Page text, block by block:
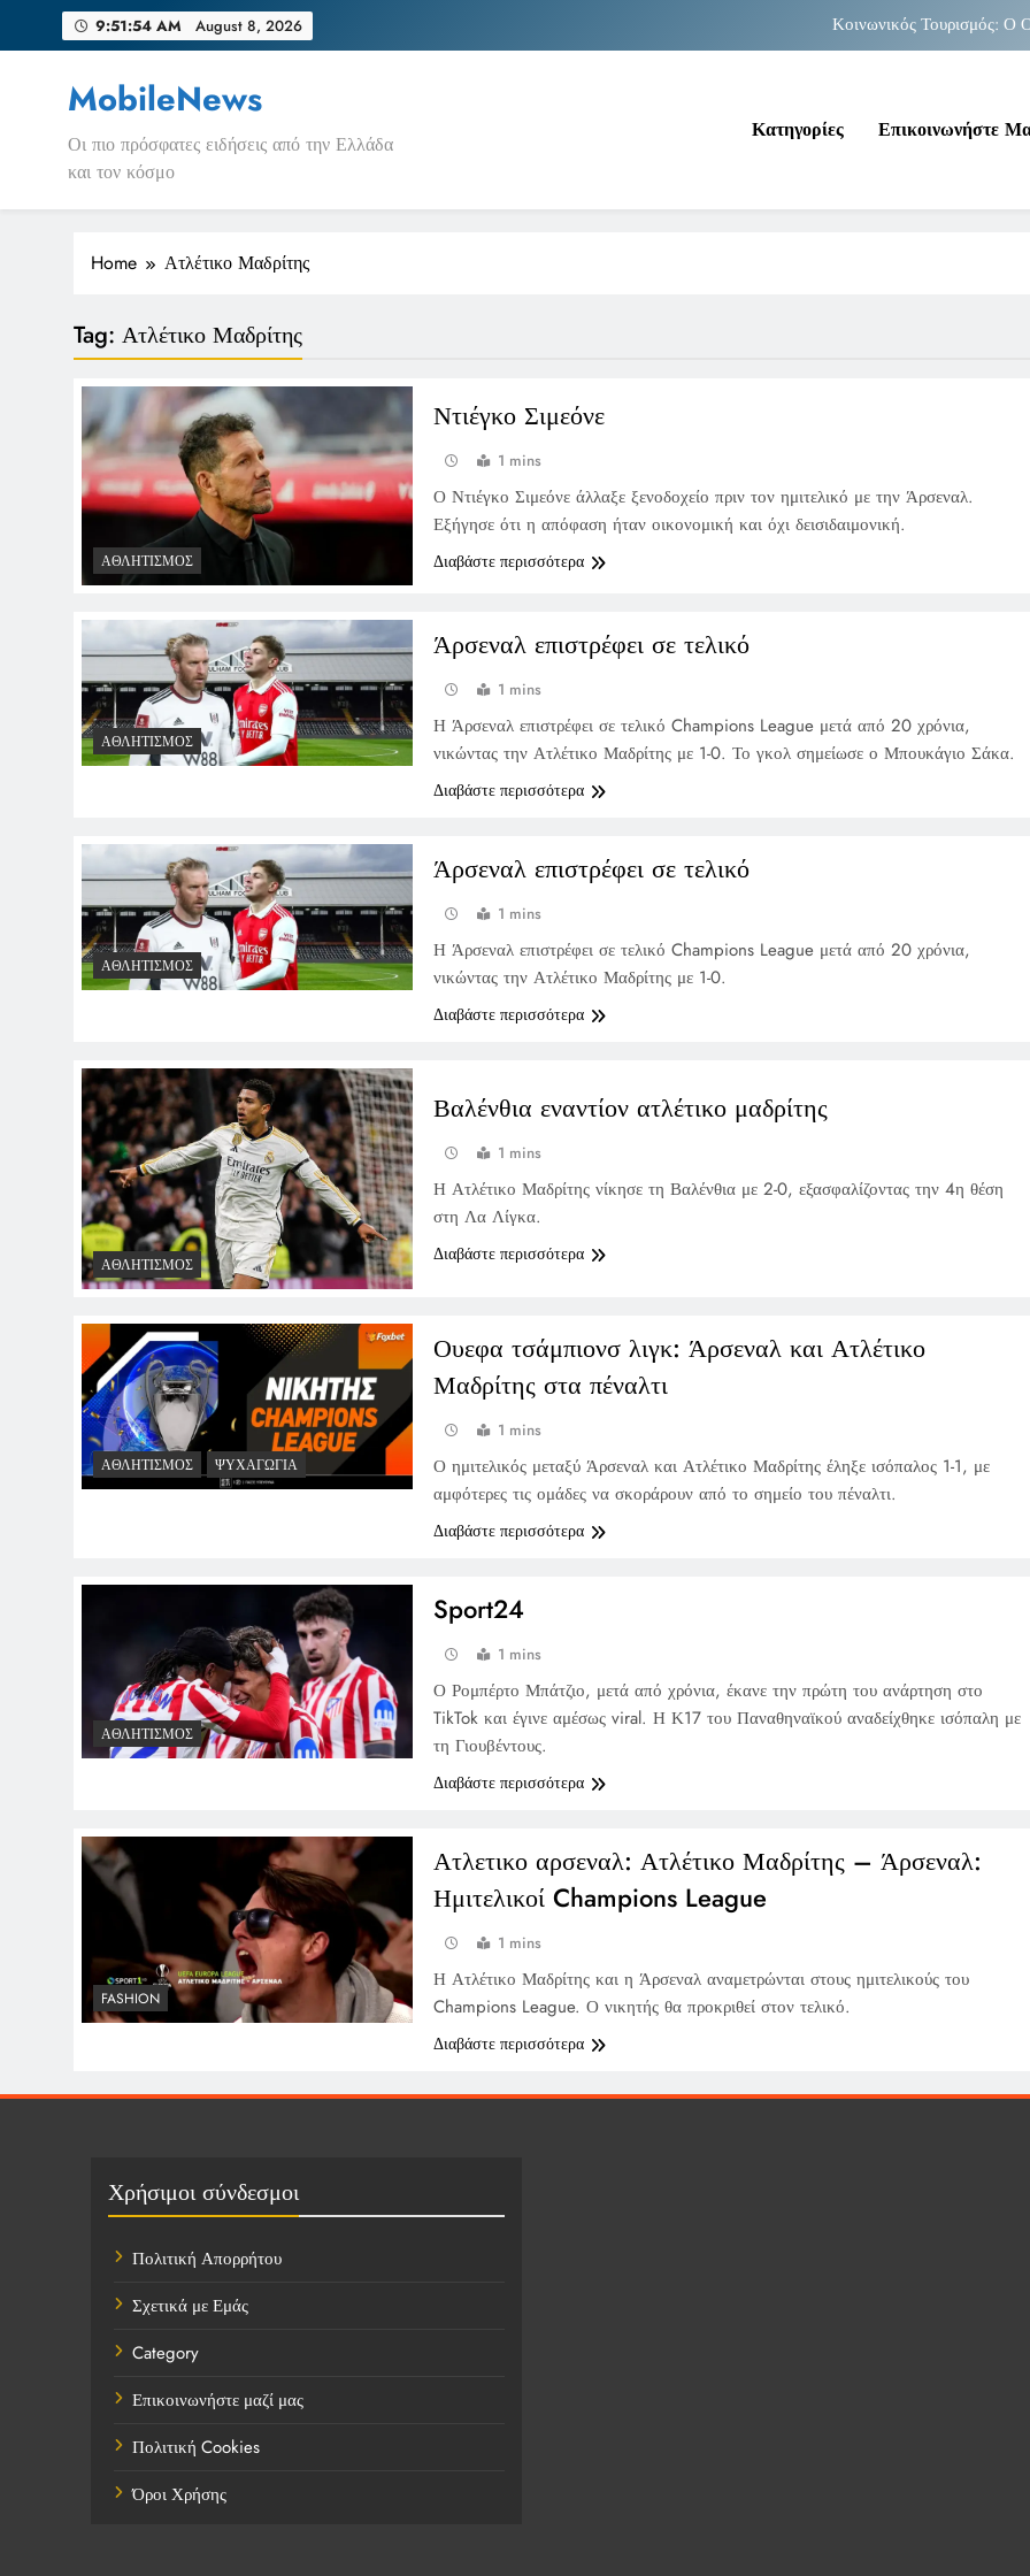
9:51:54 AM August 8, 2026
Κοινωνικός Τουρισμός: Ο
Νέα Κρήτη:
Κοινωνικός Τουρισμός: Ο
Νέα Κρήτη:
MobileNews
Οι πιο πρόσφατες ειδήσεις από την Ελλάδα
και τον κόσμο
Κατηγορίες Επικοινωνήστε
Home Ατλέτικο Μαδρίτης
Tag: Ατλέτικο Μαδρίτης
ΑΘΛΗΤΙΣΜΌΣ
Ντιέγκο Σιμεόνε
1 mins
Ο Ντιέγκο Σιμεόνε άλλαξε ξενοδοχείο πριν τον ημιτελικό με την Άρσεναλ.
Εξήγησε ότι η απόφαση ήταν οικονομική και όχι δεισιδαιμονική.
Διαβάστε περισσότερα
ΑΘΛΗΤΙΣΜΌΣ
Άρσεναλ επιστρέφει σε τελικό
1 mins
Η Άρσεναλ επιστρέφει σε τελικό Champions League μετά από 20 χρόνια,
νικώντας την Ατλέτικο Μαδρίτης με 1-0. Το γκολ σημείωσε ο Μπουκάγιο Σάκα.
Διαβάστε περισσότερα
ΑΘΛΗΤΙΣΜΌΣ
Άρσεναλ επιστρέφει σε τελικό
1 mins
Η Άρσεναλ επιστρέφει σε τελικό Champions League μετά από 20 χρόνια,
νικώντας την Ατλέτικο Μαδρίτης με 1-0.
Διαβάστε περισσότερα
ΑΘΛΗΤΙΣΜΌΣ
Βαλένθια εναντίον ατλέτικο μαδρίτης
1 mins
Η Ατλέτικο Μαδρίτης νίκησε τη Βαλένθια με 2-0, εξασφαλίζοντας την 4η θέση
στη Λα Λίγκα.
Διαβάστε περισσότερα
ΑΘΛΗΤΙΣΜΌΣ ΨΥΧΑΓΩΓΊΑ
Ουεφα τσάμπιονσ λιγκ: Άρσεναλ και Ατλέτικο
Μαδρίτης στα πέναλτι
1 mins
Ο ημιτελικός μεταξύ Άρσεναλ και Ατλέτικο Μαδρίτης έληξε ισόπαλος 1-1, με
αμφότερες τις ομάδες να σκοράρουν από το σημείο του πέναλτι.
Διαβάστε περισσότερα
ΑΘΛΗΤΙΣΜΌΣ
Sport24
1 mins
Ο Ρομπέρτο Μπάτζιο, μετά από χρόνια, έκανε την πρώτη του ανάρτηση στο
TikTok και έγινε αμέσως viral. Η Κ17 του Παναθηναϊκού αναδείχθηκε ισόπαλη με
τη Γιουβέντους.
Διαβάστε περισσότερα
FASHION
Ατλετικο αρσεναλ: Ατλέτικο Μαδρίτης – Άρσεναλ:
Ημιτελικοί Champions League
1 mins
Η Ατλέτικο Μαδρίτης και η Άρσεναλ αναμετρώνται στους ημιτελικούς του
Champions League. Ο νικητής θα προκριθεί στον τελικό.
Διαβάστε περισσότερα
Χρήσιμοι σύνδεσμοι
Πολιτική Απορρήτου
Σχετικά με Εμάς
Category
Επικοινωνήστε μαζί μας
Πολιτική Cookies
Όροι Χρήσης